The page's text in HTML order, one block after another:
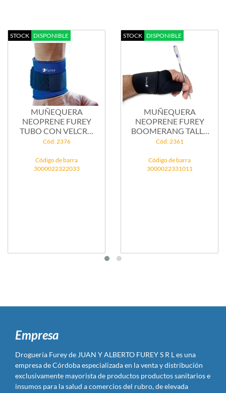
STOCK DISPONIBLE
MUÑEQUERA
NEOPRENE FUREY
TUBO CON VELCRO
TALLE 3
Cód: 2376
Código de barra
3000022322033
STOCK DISPONIBLE
MUÑEQUERA
NEOPRENE FUREY
BOOMERANG TALLE
2
Cód: 2361
Código de barra
3000022331011
Empresa
Droguería Furey de JUAN Y ALBERTO FUREY S R L es una
empresa de Córdoba especializada en la venta y distribución
exclusivamente mayorista de productos productos sanitarios e
insumos para la salud a comercios del rubro, de elevada